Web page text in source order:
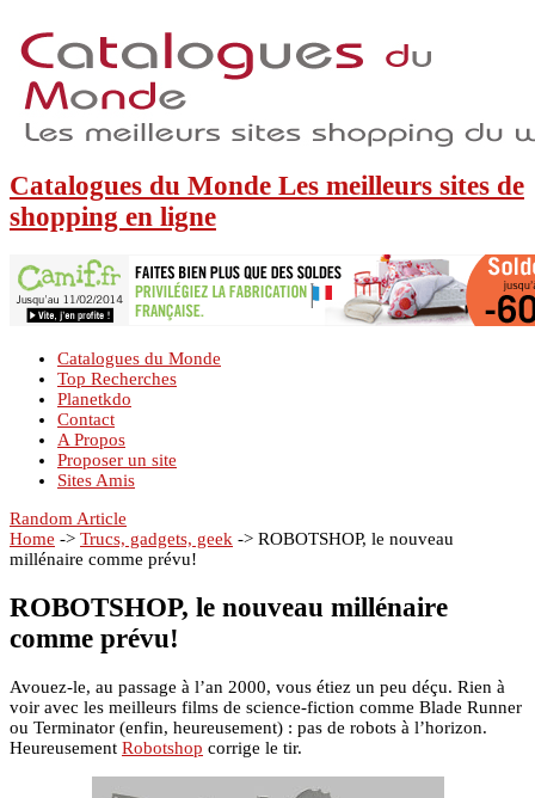
Catalogues du Monde Les meilleurs sites de
shopping en ligne
Catalogues du Monde
Top Recherches
Planetkdo
Contact
A Propos
Proposer un site
Sites Amis
Random Article
Home -> Trucs, gadgets, geek -> ROBOTSHOP, le nouveau
millénaire comme prévu!
ROBOTSHOP, le nouveau millénaire
comme prévu!
Avouez-le, au passage à l’an 2000, vous étiez un peu déçu. Rien à
voir avec les meilleurs films de science-fiction comme Blade Runner
ou Terminator (enfin, heureusement) : pas de robots à l’horizon.
Heureusement Robotshop corrige le tir.